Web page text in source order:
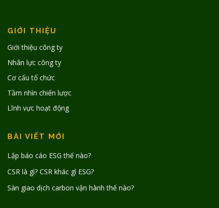
GIỚI THIỆU
Giới thiệu công ty
Nhân lực công ty
Cơ cấu tổ chức
Tầm nhìn chiến lược
Lĩnh vực hoạt động
BÀI VIẾT MỚI
Lập báo cáo ESG thế nào?
CSR là gì? CSR khác gì ESG?
Sàn giao dịch carbon vận hành thế nào?